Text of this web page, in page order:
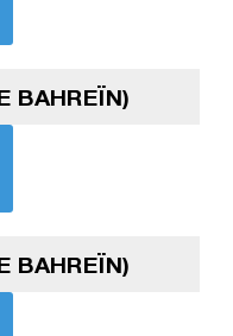
BAHREÏN)
BAHREÏN)